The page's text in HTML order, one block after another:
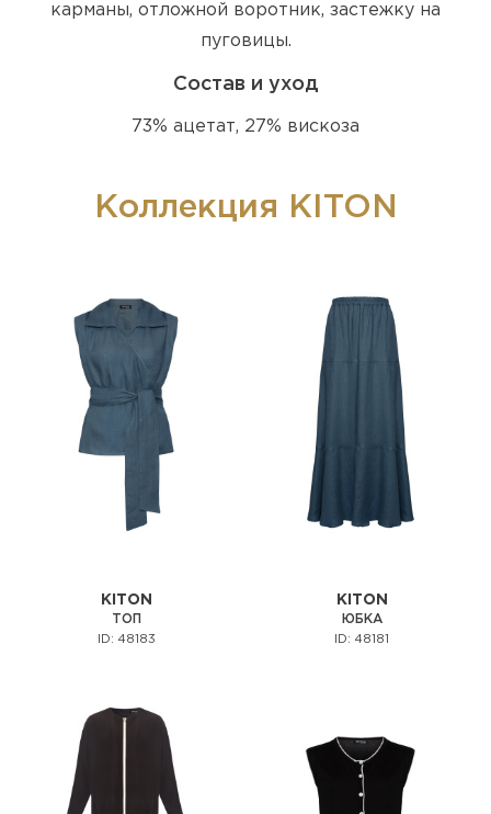
карманы, отложной воротник, застежку на
пуговицы.
Состав и уход
73% ацетат, 27% вискоза
Коллекция KITON
KITON
ТОП
ID: 48183
KITON
ЮБКА
ID: 48181